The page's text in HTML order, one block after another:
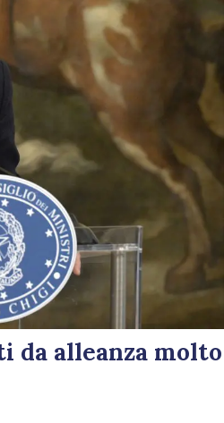
da alleanza molto